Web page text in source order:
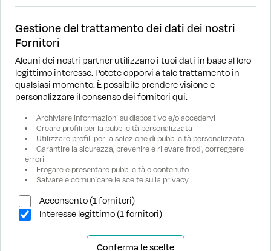
DOVE SIAMO
ASSISTENZA
AZIENDA
Gestione del trattamento dei dati dei nostri
Fornitori
Alcuni dei nostri partner utilizzano i tuoi dati in base al loro
legittimo interesse. Potete opporvi a tale trattamento in
qualsiasi momento. È possibile prendere visione e
personalizzare il consenso dei fornitoriqui.
Archiviare informazioni su dispositivo e/o accedervi
Creare profili per la pubblicità personalizzata
Utilizzare profili per la selezione di pubblicità personalizzata
Garantire la sicurezza, prevenire e rilevare frodi, correggere
errori
Erogare e presentare pubblicità e contenuto
Salvare e comunicare le scelte sulla privacy
Acconsento (1 fornitori)
Interesse legittimo (1 fornitori)
Conferma le scelte